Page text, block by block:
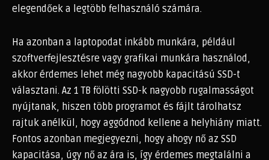
elegendőek a legtöbb felhasználó számára.
Ha azonban a laptopodat inkább munkára, például
szoftverfejlesztésre vagy grafikai munkára használod,
akkor érdemes lehet még nagyobb kapacitású SSD-t
választani. Az 1 TB fölötti SSD-k nagyobb rugalmasságot
nyújtanak, hiszen több programot és fájlt tárolhatsz
rajtuk anélkül, hogy aggódnod kellene a helyhiány miatt.
Fontos azonban megjegyezni, hogy ahogy nő az SSD
kapacitása, úgy nő az ára is, így érdemes megtalálni a